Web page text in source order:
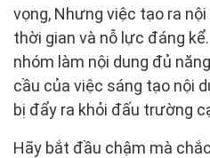
vọng, Nhưng việc tạo ra
thời gian và nỗ lực đáng
nhóm làm nội dung đủ
cầu của việc sáng tạo nội
bị đẩy ra khỏi đấu trường
Hãy bắt đầu chậm mà